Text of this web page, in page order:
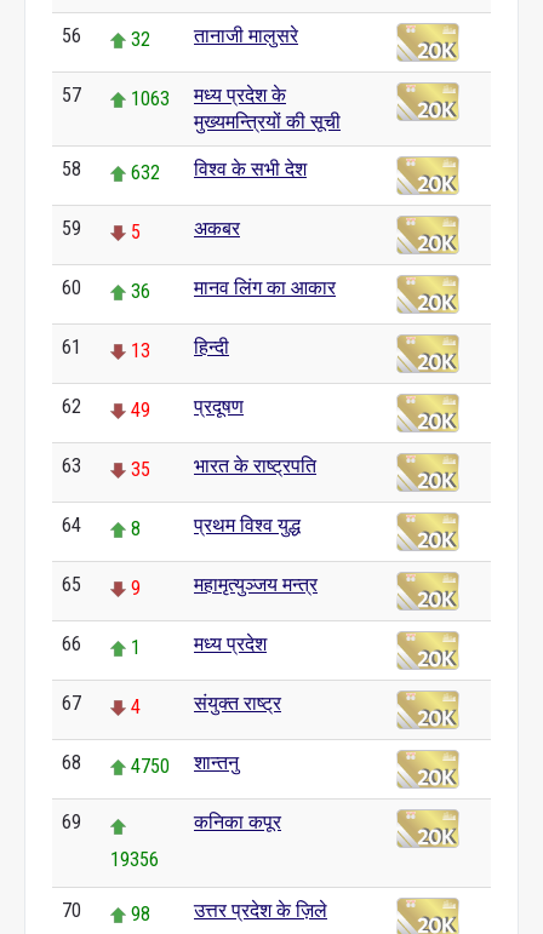
56 32 तानाजी मालुसरे
57 1063
मध्य प्रदेश के
मुख्यमन्त्रियों की सूची
58 632 विश्व के सभी देश
59 5 अकबर
60 36 मानव लिंग का आकार
61 13 हिन्दी
62 49 प्रदूषण
63 35 भारत के राष्ट्रपति
64 8 प्रथम विश्व युद्ध
65 9 महामृत्युञ्जय मन्त्र
66 1 मध्य प्रदेश
67 4 संयुक्त राष्ट्र
68 4750 शान्तनु
69
19356
कनिका कपूर
70 98 उत्तर प्रदेश के ज़िले